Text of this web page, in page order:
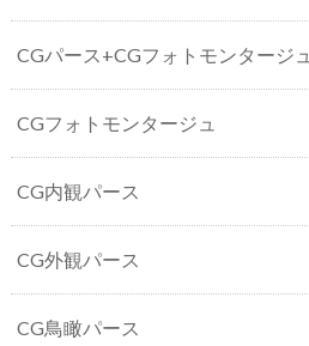
CGパース+CGフォトモンタージュ
CGフォトモンタージュ
CG内観パース
CG外観パース
CG鳥瞰パース